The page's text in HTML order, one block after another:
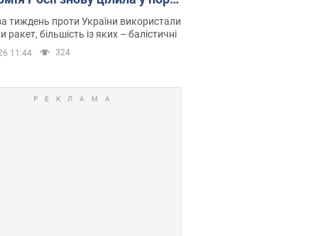
тиждень проти України використали
ракет, більшість із яких – балістичні
11:44 324